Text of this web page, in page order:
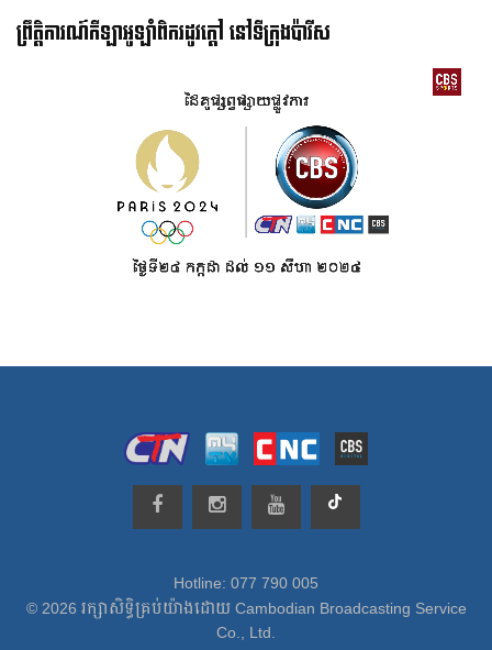
ព្រឹត្តិការណ៍កីឡាអូឡាំពិករដូវក្ដៅ នៅទីក្រុងប៉ារីស
Hotline: 077 790 005
© 2026 រក្សាសិទ្ធិគ្រប់យ៉ាងដោយ Cambodian Broadcasting Service
Co., Ltd.